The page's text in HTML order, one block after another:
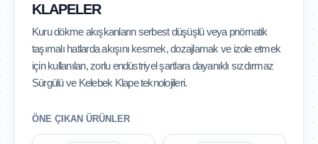
KLAPELER
Kuru dökme akışkanların serbest düşüşlü veya pnömatik
taşımalı hatlarda akışını kesmek, dozajlamak ve izole etmek
için kullanılan, zorlu endüstriyel şartlara dayanıklı sızdırmaz
Sürgülü ve Kelebek Klape teknolojileri.
ÖNE ÇIKAN ÜRÜNLER